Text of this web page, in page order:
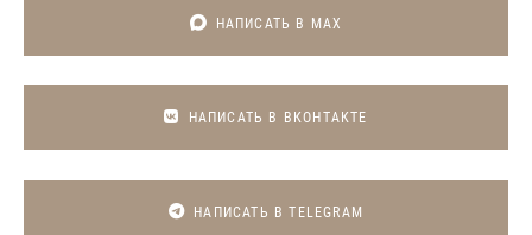
НАПИСАТЬ В MAX
НАПИСАТЬ В ВКОНТАКТЕ
НАПИСАТЬ В TELEGRAM